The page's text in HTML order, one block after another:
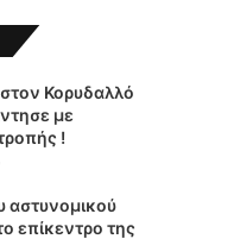
Κορυδαλλό
με
!
αστυνομικού
επίκεντρο της